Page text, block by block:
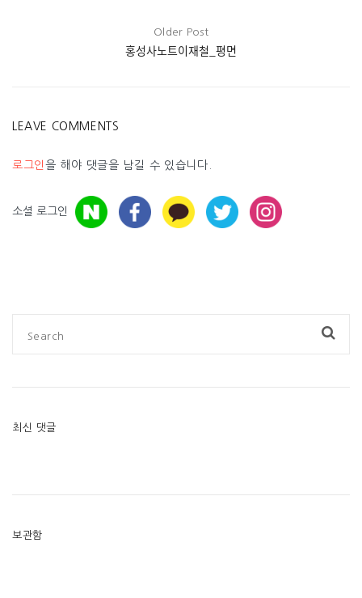
Older Post
홍성사노트이재철_평면
LEAVE COMMENTS
로그인을 해야 댓글을 남길 수 있습니다.
소셜 로그인
최신 댓글
보관함